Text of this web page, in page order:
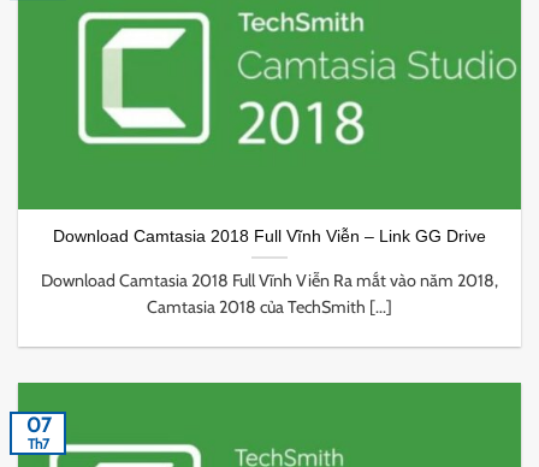
Download Camtasia 2018 Full Vĩnh Viễn – Link GG Drive
Download Camtasia 2018 Full Vĩnh Viễn Ra mắt vào năm 2018,
Camtasia 2018 của TechSmith [...]
07
Th7